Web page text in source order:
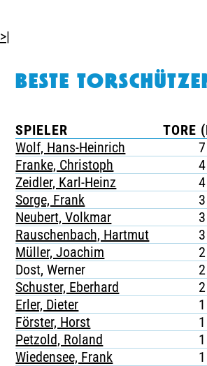
>|
BESTE
SPIELER TORE
Wolf, Hans-Heinrich
Franke, Christoph
Zeidler, Karl-Heinz
Sorge, Frank
Neubert, Volkmar
Rauschenbach, Hartmut
Müller, Joachim
Dost, Werner
Schuster, Eberhard
Erler, Dieter
Förster, Horst
Petzold, Roland
Wiedensee, Frank